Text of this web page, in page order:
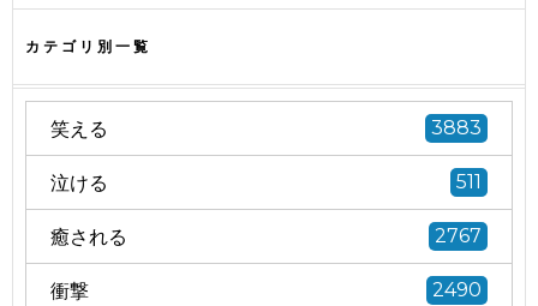
カテゴリ別一覧
笑える 3883
泣ける 511
癒される 2767
衝撃 2490